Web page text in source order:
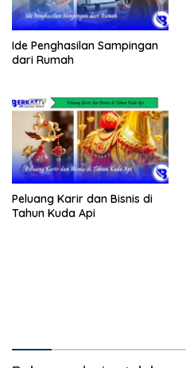
Ide Penghasilan Sampingan
dari Rumah
Peluang Karir dan Bisnis di
Tahun Kuda Api